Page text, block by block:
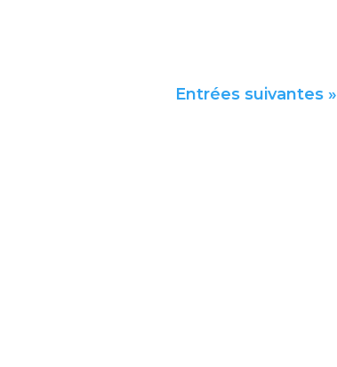
Entrées suivantes »